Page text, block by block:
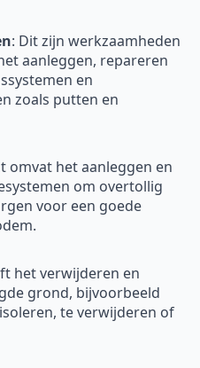
: Dit zijn werkzaamheden
aanleggen, repareren
en
zoals putten en
omvat het aanleggen en
om overtollig
voor een goede
het verwijderen en
grond, bijvoorbeeld
te verwijderen of